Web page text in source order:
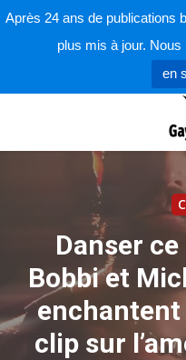
Après 24 ans de publications
plus mis à jour.
en
Danser
Bobbi et
enchantent
clip sur